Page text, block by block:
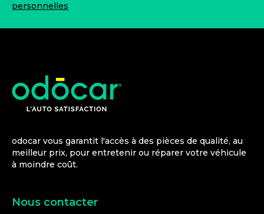
personnelles
odocar vous garantit l'accès à des pièces de qualité, au
meilleur prix, pour entretenir ou réparer votre véhicule
à moindre coût.
Nous contacter